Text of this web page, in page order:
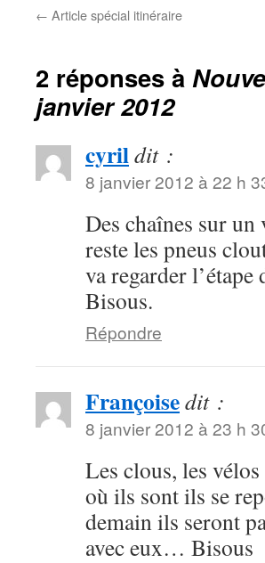
← Article spécial itinéraire
2 réponses à
janvier 2012
cyrildit :
8 janvier 2012 à 22 h
Des chaînes sur
reste les pneus
va regarder
Bisous.
Répondre
Françoisedit :
8 janvier 2012 à 23 h
Les clous, les
où ils sont ils se
demain ils seront
avec eux… Bisous